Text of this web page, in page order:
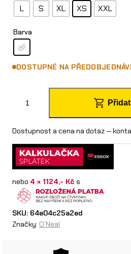
L S XL XS XXL
Barva
DOSTUPNÉ NA
N
e
a
l
ř
Dostupnost a cena na dotaz —
nebo 4 × 1124,- Kč s
SKU: 64e04c25a2ed
Značky: O’Neal